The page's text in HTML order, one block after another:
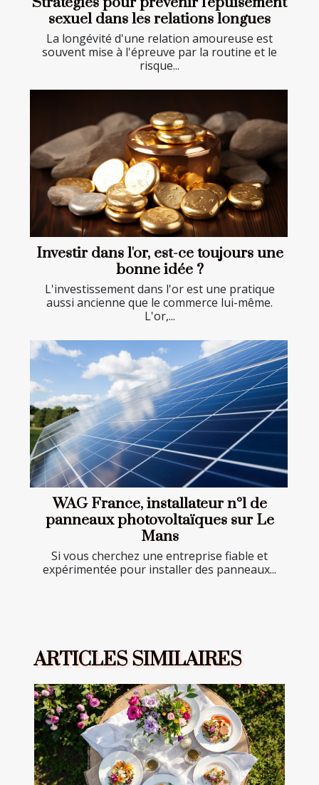
sexuel dans les relations longues
La longévité d'une relation amoureuse est
souvent mise à l'épreuve par la routine et le
risque...
Investir dans l'or, est-ce toujours une
bonne idée ?
L'investissement dans l'or est une pratique
aussi ancienne que le commerce lui-même.
L'or,...
WAG France, installateur n°1 de
panneaux photovoltaïques sur Le
Mans
Si vous cherchez une entreprise fiable et
expérimentée pour installer des panneaux...
ARTICLES SIMILAIRES